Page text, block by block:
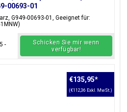
00693-01
G949-00693-01, Geeignet für:
-
Schicken Sie mir wenn
verfügbar!
€135,95*
(€112,36 Exkl. MwSt.)